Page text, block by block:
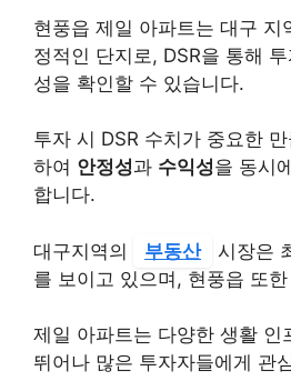
현풍읍 제일 아파트는 대구 지
정적인 단지로, DSR을 통해
성을 확인할 수 있습니다.
투자 시 DSR 수치가 중요한
하여 안정성과 수익성을 동시
합니다.
대구지역의 부동산 시장은
를 보이고 있으며, 현풍읍 또
제일 아파트는 다양한 생활 인
뛰어나 많은 투자자들에게 관